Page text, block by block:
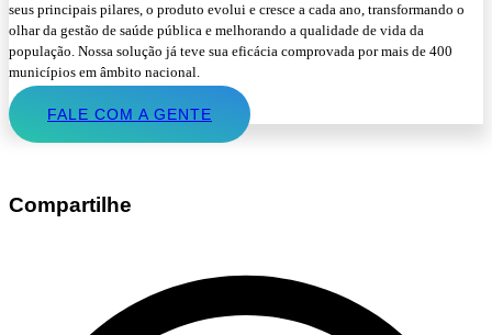
seus principais pilares, o produto evolui e cresce a cada ano, transformando o
olhar da gestão de saúde pública e melhorando a qualidade de vida da
população. Nossa solução já teve sua eficácia comprovada por mais de 400
municípios em âmbito nacional.
FALE COM A GENTE
Compartilhe